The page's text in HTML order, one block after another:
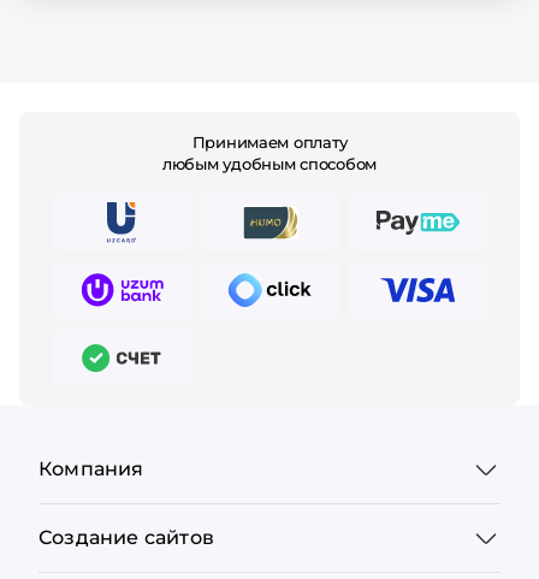
Принимаем оплату
любым удобным способом
Компания
Создание сайтов